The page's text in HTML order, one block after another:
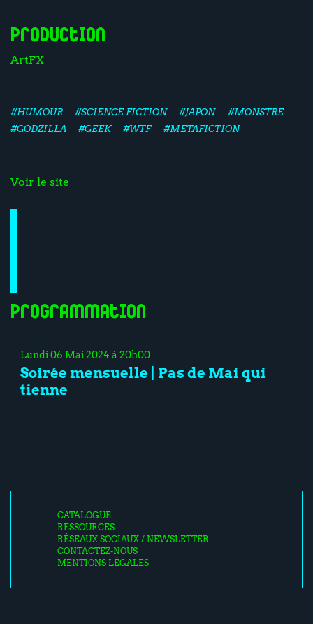
Production
ArtFX
#HUMOUR #SCIENCE FICTION #JAPON
#MONSTRE
#GODZILLA
#GEEK #WTF #METAFICTION
Voir le site
Programmation
Lundi 06 Mai 2024 à 20h00
Soirée mensuelle | Pas de Mai qui
tienne
CATALOGUE
RESSOURCES
RÉSEAUX SOCIAUX / NEWSLETTER
CONTACTEZ-NOUS
MENTIONS LÉGALES